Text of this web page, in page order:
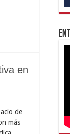
en
de
más